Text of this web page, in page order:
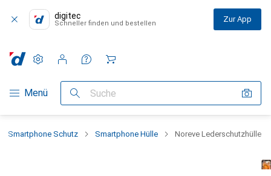
digitec
Schneller finden und bestellen Zur App
Navigation nach Kategorien
Menü Suche
Einstellungen
Kundenkonto
Vergleichslisten
Merklisten
Warenkorb
Smartphone Schutz Smartphone Hülle Noreve Lederschutzhülle